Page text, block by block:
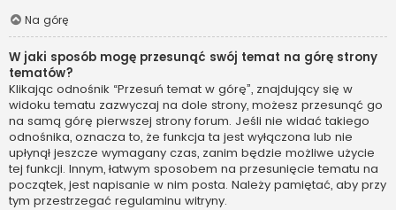
Na górę
W jaki sposób mogę przesunąć swój temat na górę strony
tematów?
Klikając odnośnik “Przesuń temat w górę”, znajdujący się w
widoku tematu zazwyczaj na dole strony, możesz przesunąć go
na samą górę pierwszej strony forum. Jeśli nie widać takiego
odnośnika, oznacza to, że funkcja ta jest wyłączona lub nie
upłynął jeszcze wymagany czas, zanim będzie możliwe użycie
tej funkcji. Innym, łatwym sposobem na przesunięcie tematu na
początek, jest napisanie w nim posta. Należy pamiętać, aby przy
tym przestrzegać regulaminu witryny.